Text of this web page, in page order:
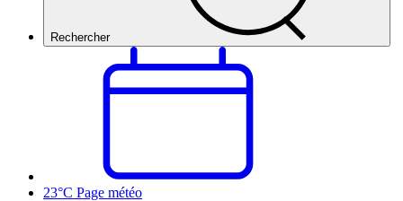
Rechercher
23°C Page météo